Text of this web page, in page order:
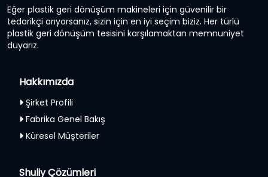
Eğer plastik geri dönüşüm makineleri için güvenilir bir
tedarikçi arıyorsanız, sizin için en iyi seçim biziz. Her türlü
plastik geri dönüşüm tesisini karşılamaktan memnuniyet
duyarız.
Hakkımızda
Şirket Profili
Fabrika Genel Bakış
Küresel Müşteriler
Shuliy Çözümleri